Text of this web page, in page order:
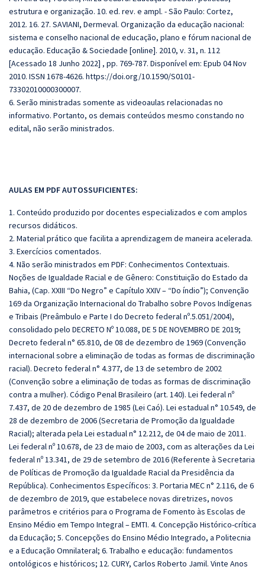
estrutura e organização. 10. ed. rev. e ampl. - São Paulo: Cortez,
2012. 16. 27. SAVIANI, Dermeval. Organização da educação nacional:
sistema e conselho nacional de educação, plano e fórum nacional de
educação. Educação & Sociedade [online]. 2010, v. 31, n. 112
[Acessado 18 Junho 2022] , pp. 769-787. Disponível em: Epub 04 Nov
2010. ISSN 1678-4626. https://doi.org/10.1590/S0101-
73302010000300007.
6. Serão ministradas somente as videoaulas relacionadas no
informativo. Portanto, os demais conteúdos mesmo constando no
edital, não serão ministrados.
AULAS EM PDF AUTOSSUFICIENTES:
1. Conteúdo produzido por docentes especializados e com amplos
recursos didáticos.
2. Material prático que facilita a aprendizagem de maneira acelerada.
3. Exercícios comentados.
4. Não serão ministrados em PDF: Conhecimentos Contextuais.
Noções de Igualdade Racial e de Gênero: Constituição do Estado da
Bahia, (Cap. XXIII “Do Negro” e Capítulo XXIV – “Do índio”); Convenção
169 da Organização Internacional do Trabalho sobre Povos Indígenas
e Tribais (Preâmbulo e Parte I do Decreto federal nº.5.051/2004),
consolidado pelo DECRETO Nº 10.088, DE 5 DE NOVEMBRO DE 2019;
Decreto federal n° 65.810, de 08 de dezembro de 1969 (Convenção
internacional sobre a eliminação de todas as formas de discriminação
racial). Decreto federal n° 4.377, de 13 de setembro de 2002
(Convenção sobre a eliminação de todas as formas de discriminação
contra a mulher). Código Penal Brasileiro (art. 140). Lei federal nº
7.437, de 20 de dezembro de 1985 (Lei Caó). Lei estadual n° 10.549, de
28 de dezembro de 2006 (Secretaria de Promoção da Igualdade
Racial); alterada pela Lei estadual n° 12.212, de 04 de maio de 2011.
Lei federal nº 10.678, de 23 de maio de 2003, com as alterações da Lei
federal nº 13.341, de 29 de setembro de 2016 (Referente à Secretaria
de Políticas de Promoção da Igualdade Racial da Presidência da
República). Conhecimentos Específicos: 3. Portaria MEC n° 2.116, de 6
de dezembro de 2019, que estabelece novas diretrizes, novos
parâmetros e critérios para o Programa de Fomento às Escolas de
Ensino Médio em Tempo Integral – EMTI. 4. Concepção Histórico-crítica
da Educação; 5. Concepções do Ensino Médio Integrado, a Politecnia
e a Educação Omnilateral; 6. Trabalho e educação: fundamentos
ontológicos e históricos; 12. CURY, Carlos Roberto Jamil. Vinte Anos